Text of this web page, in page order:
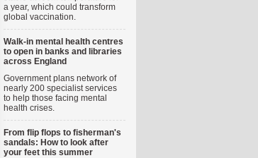
a year, which could transform
global vaccination.
Walk-in mental health centres
to open in banks and libraries
across England
Government plans network of
nearly 200 specialist services
to help those facing mental
health crises.
From flip flops to fisherman's
sandals: How to look after
your feet this summer